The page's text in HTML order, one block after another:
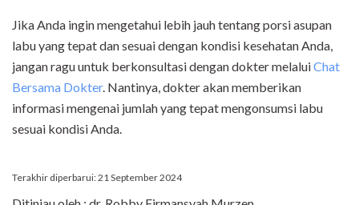
Jika Anda ingin mengetahui lebih jauh tentang porsi asupan
labu yang tepat dan sesuai dengan kondisi kesehatan Anda,
jangan ragu untuk berkonsultasi dengan dokter melaluiChat
Bersama Dokter. Nantinya, dokter akan memberikan
informasi mengenai jumlah yang tepat mengonsumsi labu
sesuai kondisi Anda.
Terakhir diperbarui: 21 September 2024